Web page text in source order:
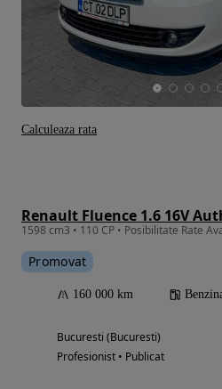
Renault Fluence 1.6 16V
Promovat
160 000 km
Bucuresti (Bucuresti)
Profesionist • Publicat
Calculeaza rata